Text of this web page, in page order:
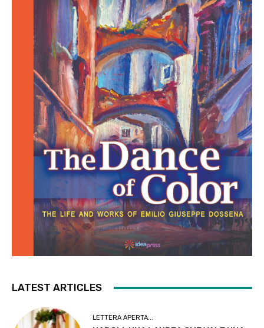
LATEST ARTICLES
LETTERA APERTA...